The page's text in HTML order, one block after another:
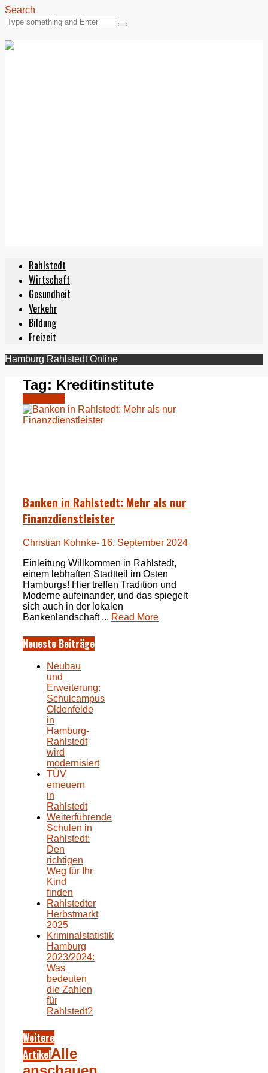
Search
Rahlstedt
Wirtschaft
Gesundheit
Verkehr
Bildung
Freizeit
Hamburg Rahlstedt Online
Tag: Kreditinstitute
Banken in Rahlstedt: Mehr als nur
Finanzdienstleister
Christian Kohnke- 16. September 2024
Einleitung Willkommen in Rahlstedt,
einem lebhaften Stadtteil im Osten
Hamburgs! Hier treffen Tradition und
Moderne aufeinander, und das spiegelt
sich auch in der lokalen
Bankenlandschaft ... Read More
Neueste Beiträge
Neubau
und
Erweiterung:
Schulcampus
Oldenfelde
in
Hamburg-
Rahlstedt
wird
modernisiert
TÜV
erneuern
in
Rahlstedt
Weiterführende
Schulen in
Rahlstedt:
Den
richtigen
Weg für Ihr
Kind
finden
Rahlstedter
Herbstmarkt
2025
Kriminalstatistik
Hamburg
2023/2024:
Was
bedeuten
die Zahlen
für
Rahlstedt?
Weitere
ArtikelAlle